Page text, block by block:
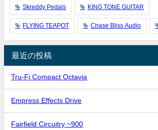
Skreddy Pedals KING TONE GUITAR
FLYING TEAPOT Chase Bliss Audio
最近の投稿
Tru-Fi Compact Octavia
Empress Effects Drive
Fairfield Circuitry ~900